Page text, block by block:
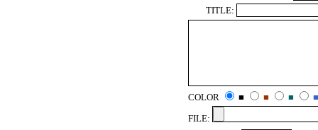
TITLE:
COLOR ■ ■ ■
■
FILE: